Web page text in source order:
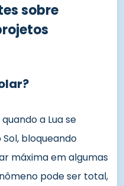
sobre
a Lua se
bloqueando
máxima em algumas
pode ser total,